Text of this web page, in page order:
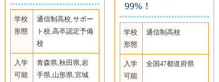
学校
形態
通信制高校,サポー
ト校,高卒認定予備
校
入学
可能
青森県,秋田県,岩
手県,山形県,宮城
99%！
学校
形態
通信制高校
入学
可能
全国47都道府県